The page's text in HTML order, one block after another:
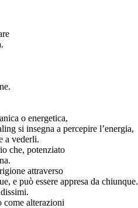
o energetica,
si insegna a percepire l’energia,
a vederli.
che, potenziato
attraverso
e può essere appresa da chiunque.
alterazioni